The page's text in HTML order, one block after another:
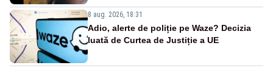
8 aug. 2026, 18:31
Adio, alerte de poliție pe Waze? Decizia
luată de Curtea de Justiție a UE